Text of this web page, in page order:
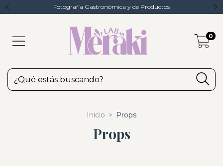
Fotografía Gastronómica y de Productos
0
Inicio > Props
Props